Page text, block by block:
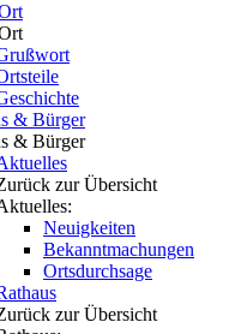
& Bürger
& Bürger
zur Übersicht
Neuigkeiten
Bekanntmachungen
Ortsdurchsage
zur Übersicht